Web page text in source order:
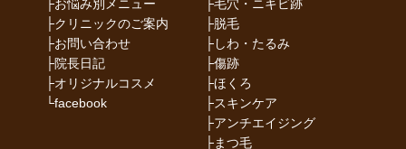
├お悩み別メニュー
├クリニックのご案内
├お問い合わせ
├院長日記
├オリジナルコスメ
└facebook
├毛穴・ニキビ跡
├脱毛
├しわ・たるみ
├傷跡
├ほくろ
├スキンケア
├アンチエイジング
├まつ毛